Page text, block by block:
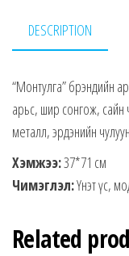
DESCRIPTION
“Монтулга” брэндийн
арьс, шир сонгож, сайн
металл, эрдэнийн
Хэмжээ:37*71 см
Чимэглэл:Үнэт үс,
Related